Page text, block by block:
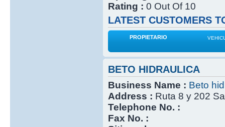
Rating : 0 Out Of 10
LATEST CUSTOMERS
PROPIETARIO
BETO HIDRAULICA
Business Name : Beto
Address : Ruta 8 y 202
Telephone No. :
Fax No. :